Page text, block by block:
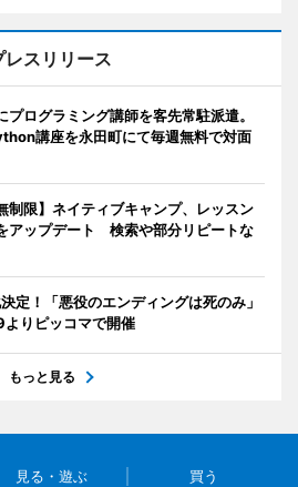
レスリリース
ログラミング講師を客先常駐派遣。
講座を永田町にて毎週無料で対面
制限】ネイティブキャンプ、レッスン
アップデート 検索や部分リピートな
定！「悪役のエンディングは死のみ」
りピッコマで開催
もっと見る
見る・遊ぶ 買う